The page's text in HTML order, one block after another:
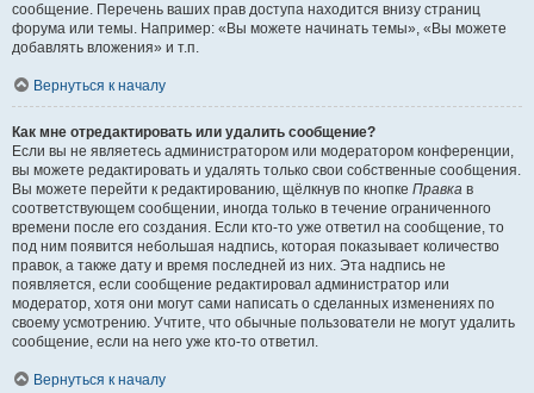
сообщение. Перечень ваших прав доступа находится внизу страниц
форума или темы. Например: «Вы можете начинать темы», «Вы можете
добавлять вложения» и т.п.
Вернуться к началу
Как мне отредактировать или удалить сообщение?
Если вы не являетесь администратором или модератором конференции,
вы можете редактировать и удалять только свои собственные сообщения.
Вы можете перейти к редактированию, щёлкнув по кнопке Правка в
соответствующем сообщении, иногда только в течение ограниченного
времени после его создания. Если кто-то уже ответил на сообщение, то
под ним появится небольшая надпись, которая показывает количество
правок, а также дату и время последней из них. Эта надпись не
появляется, если сообщение редактировал администратор или
модератор, хотя они могут сами написать о сделанных изменениях по
своему усмотрению. Учтите, что обычные пользователи не могут удалить
сообщение, если на него уже кто-то ответил.
Вернуться к началу